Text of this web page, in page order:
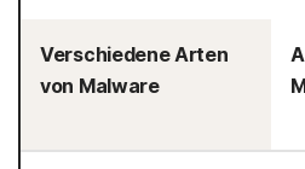
Verschiedene Arten
von Malware